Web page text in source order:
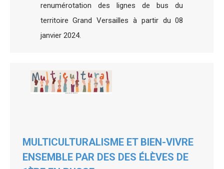
renumérotation des lignes de bus du
territoire Grand Versailles à partir du 08
janvier 2024.
MULTICULTURALISME ET BIEN-VIVRE
ENSEMBLE PAR DES DES ÉLÈVES DE